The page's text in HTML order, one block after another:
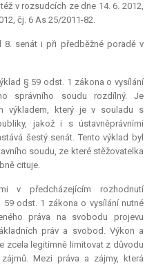
v rozsudcích ze dne 14. 6. 2012,
čj. 6 As 25/2011-82.
8. senát i při předběžné poradě v
§ 59 odst. 1 zákona o vysílání
správního soudu rozdílný. Je
výkladem, který je v souladu s
jakož i s ústavněprávními
šestý senát. Tento výklad byl
soudu, ze které stěžovatelka
cituje.
v předcházejícím rozhodnutí
odst. 1 zákona o vysílání nutné
práva na svobodu projevu
práv a svobod. Výkon a
zcela legitimně limitovat z důvodu
Mezi práva a zájmy, která